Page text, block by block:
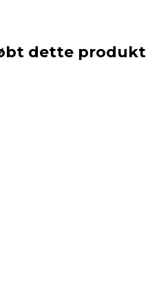
dette produkt